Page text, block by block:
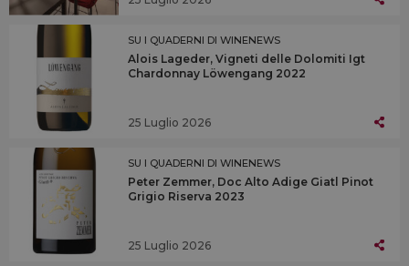
SU I QUADERNI DI WINENEWS
Alois Lageder, Vigneti delle Dolomiti Igt
Chardonnay Löwengang 2022
25 Luglio 2026
SU I QUADERNI DI WINENEWS
Peter Zemmer, Doc Alto Adige Giatl Pinot
Grigio Riserva 2023
25 Luglio 2026